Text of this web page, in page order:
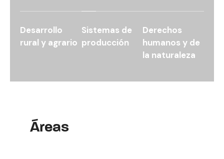
Desarrollo
rural y agrario
Sistemas de
producción
Derechos
humanos y de
la naturaleza
Áreas